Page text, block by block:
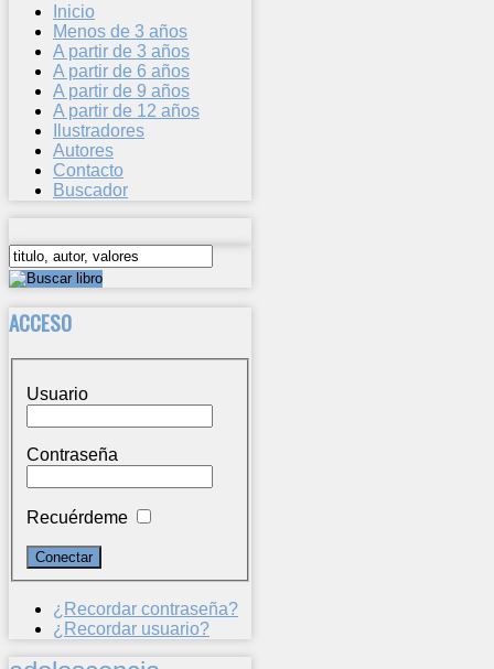
Inicio
Menos de 3 años
A partir de 3 años
A partir de 6 años
A partir de 9 años
A partir de 12 años
Ilustradores
Autores
Contacto
Buscador
ACCESO
Usuario
Contraseña
Recuérdeme
¿Recordar contraseña?
¿Recordar usuario?